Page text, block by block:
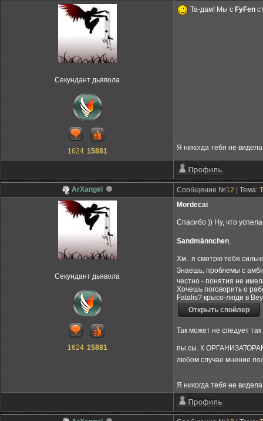
Секундант дьявола
1624 15881
Та-дам! Мы с FyFen
Я никогда тебя не
ArXangel Сообщение №12 | Тема:
Секундант дьявола
1624 15881
Mordecai
Спасибо )) Ну, что
Sandmännchen,
Хм.. я смотрю тебя
Знаешь, проблемы с
честно - понятия не
Хочешь поговорить о
Fatalis? крысо-люди в
Так может не следует
пы.сы. К ОРГАНИЗАТОРАМ:
любом случае мнение
Я никогда тебя не